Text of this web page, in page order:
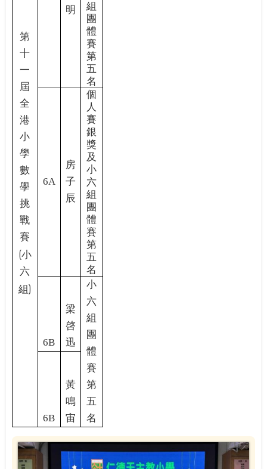
第
十
一
屆
全
港
小
學
數
學
挑
戰
賽
(小
六
組)
明
組
團
體
賽
第
五
名
6A
房
子
辰
個
人
賽
銀
獎
及
小
六
組
團
體
賽
第
五
名
6B
梁
啓
迅
小
六
組
團
體
賽
第
五
名
6B
黃
鳴
宙